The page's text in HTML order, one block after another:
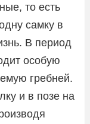
то есть
самку в
В период
особую
гребней.
и в позе на